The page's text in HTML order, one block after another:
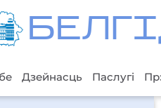
Дзейнасць Паслугі